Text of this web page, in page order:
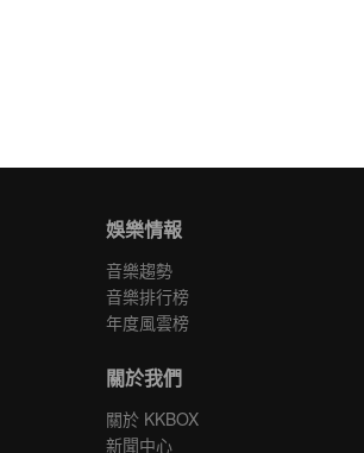
娛樂情報
音樂趨勢
音樂排行榜
年度風雲榜
關於我們
關於 KKBOX
新聞中心